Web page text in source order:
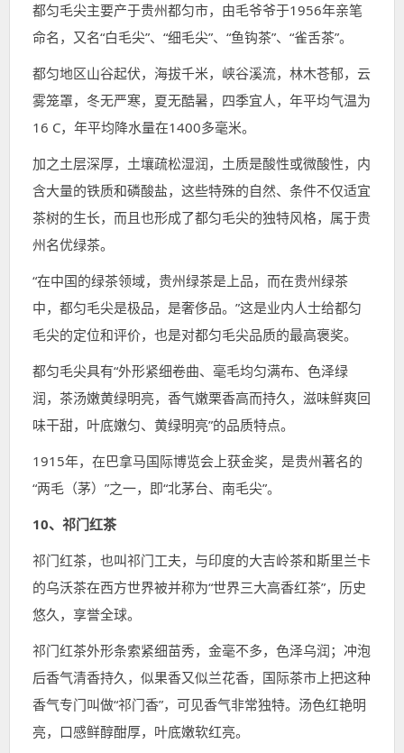
都匀毛尖主要产于贵州都匀市，由毛爷爷于1956年亲笔
命名，又名“白毛尖”、“细毛尖”、“鱼钩茶”、“雀舌茶”。
都匀地区山谷起伏，海拔千米，峡谷溪流，林木苍郁，云
雾笼罩，冬无严寒，夏无酷暑，四季宜人，年平均气温为
16 C，年平均降水量在1400多毫米。
加之土层深厚，土壤疏松湿润，土质是酸性或微酸性，内
含大量的铁质和磷酸盐，这些特殊的自然、条件不仅适宜
茶树的生长，而且也形成了都匀毛尖的独特风格，属于贵
州名优绿茶。
“在中国的绿茶领域，贵州绿茶是上品，而在贵州绿茶
中，都匀毛尖是极品，是奢侈品。”这是业内人士给都匀
毛尖的定位和评价，也是对都匀毛尖品质的最高褒奖。
都匀毛尖具有“外形紧细卷曲、毫毛均匀满布、色泽绿
润，茶汤嫩黄绿明亮，香气嫩栗香高而持久，滋味鲜爽回
味干甜，叶底嫩匀、黄绿明亮”的品质特点。
1915年，在巴拿马国际博览会上获金奖，是贵州著名的
“两毛（茅）”之一，即“北茅台、南毛尖”。
10、祁门红茶
祁门红茶，也叫祁门工夫，与印度的大吉岭茶和斯里兰卡
的乌沃茶在西方世界被并称为“世界三大高香红茶”，历史
悠久，享誉全球。
祁门红茶外形条索紧细苗秀，金毫不多，色泽乌润；冲泡
后香气清香持久，似果香又似兰花香，国际茶市上把这种
香气专门叫做“祁门香”，可见香气非常独特。汤色红艳明
亮，口感鲜醇酣厚，叶底嫩软红亮。